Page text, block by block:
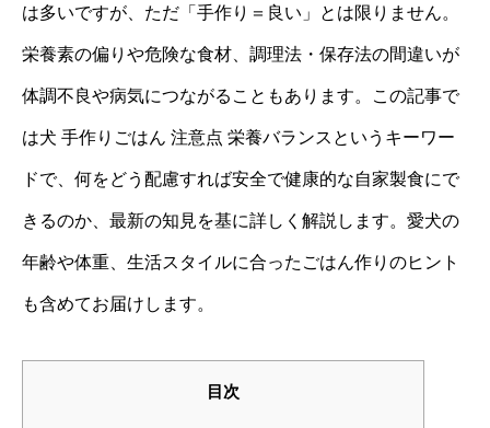
は多いですが、ただ「手作り＝良い」とは限りません。
栄養素の偏りや危険な食材、調理法・保存法の間違いが
体調不良や病気につながることもあります。この記事で
は犬 手作りごはん 注意点 栄養バランスというキーワー
ドで、何をどう配慮すれば安全で健康的な自家製食にで
きるのか、最新の知見を基に詳しく解説します。愛犬の
年齢や体重、生活スタイルに合ったごはん作りのヒント
も含めてお届けします。
目次